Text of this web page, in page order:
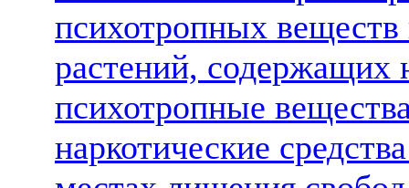
психотропных веществ
растений, содержащих
психотропные
наркотические